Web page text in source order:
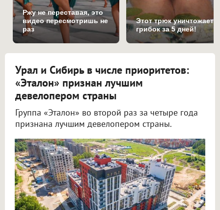
Ржу не переставая, это
видео пересмотришь не
раз
Этот трюк уничтожает
грибок за 5 дней!
Урал и Сибирь в числе приоритетов:
«Эталон» признан лучшим
девелопером страны
Группа «Эталон» во второй раз за четыре года
признана лучшим девелопером страны.